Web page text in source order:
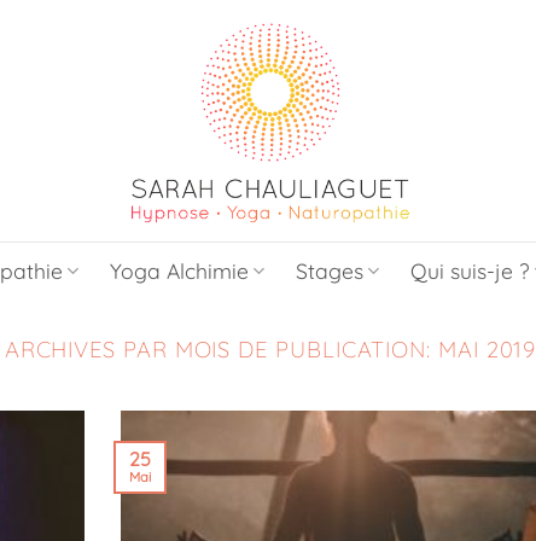
Yoga Alchimie Stages Qui suis-je ?
ARCHIVES PAR MOIS DE PUBLICATION: MAI 2019
25
Mai